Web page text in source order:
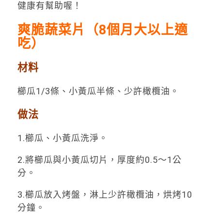
健康有幫助喔！
爽脆蔬菜片（8個月大以上適
吃）
材料
櫛瓜1/3條、小黃瓜半條、少許橄欖油。
做法
1.櫛瓜、小黃瓜洗淨。
2.將櫛瓜與小黃瓜切片，厚度約0.5～1公
分。
3.櫛瓜放入烤盤，淋上少許橄欖油，烘烤10
分鐘。